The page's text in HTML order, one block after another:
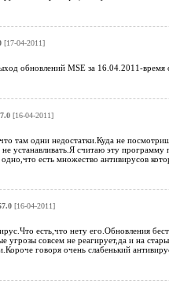
[17-04-2011]
обновлений MSE за 16.04.2011-
[16-04-2011]
там одни недостатки.Куда не
устанавливать.Я считаю эту
есть множество антивирусов
[16-04-2011]
есть,что нету его.Обновления
совсем не реагирует,да и на
говоря очень слабенький